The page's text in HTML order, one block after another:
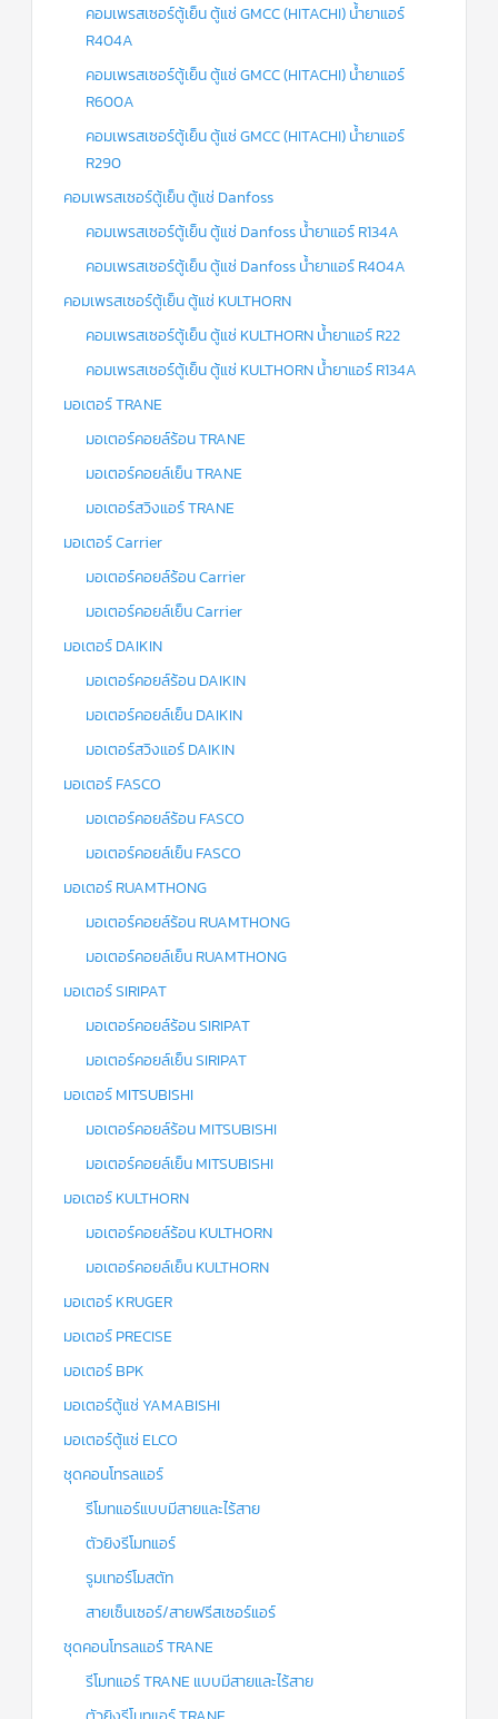
คอมเพรสเซอร์ตู้เย็น ตู้แช่ GMCC (HITACHI) น้ำยาแอร์
R404A
คอมเพรสเซอร์ตู้เย็น ตู้แช่ GMCC (HITACHI) น้ำยาแอร์
R600A
คอมเพรสเซอร์ตู้เย็น ตู้แช่ GMCC (HITACHI) น้ำยาแอร์
R290
คอมเพรสเซอร์ตู้เย็น ตู้แช่ Danfoss
คอมเพรสเซอร์ตู้เย็น ตู้แช่ Danfoss น้ำยาแอร์ R134A
คอมเพรสเซอร์ตู้เย็น ตู้แช่ Danfoss น้ำยาแอร์ R404A
คอมเพรสเซอร์ตู้เย็น ตู้แช่ KULTHORN
คอมเพรสเซอร์ตู้เย็น ตู้แช่ KULTHORN น้ำยาแอร์ R22
คอมเพรสเซอร์ตู้เย็น ตู้แช่ KULTHORN น้ำยาแอร์ R134A
มอเตอร์ TRANE
มอเตอร์คอยล์ร้อน TRANE
มอเตอร์คอยล์เย็น TRANE
มอเตอร์สวิงแอร์ TRANE
มอเตอร์ Carrier
มอเตอร์คอยล์ร้อน Carrier
มอเตอร์คอยล์เย็น Carrier
มอเตอร์ DAIKIN
มอเตอร์คอยล์ร้อน DAIKIN
มอเตอร์คอยล์เย็น DAIKIN
มอเตอร์สวิงแอร์ DAIKIN
มอเตอร์ FASCO
มอเตอร์คอยล์ร้อน FASCO
มอเตอร์คอยล์เย็น FASCO
มอเตอร์ RUAMTHONG
มอเตอร์คอยล์ร้อน RUAMTHONG
มอเตอร์คอยล์เย็น RUAMTHONG
มอเตอร์ SIRIPAT
มอเตอร์คอยล์ร้อน SIRIPAT
มอเตอร์คอยล์เย็น SIRIPAT
มอเตอร์ MITSUBISHI
มอเตอร์คอยล์ร้อน MITSUBISHI
มอเตอร์คอยล์เย็น MITSUBISHI
มอเตอร์ KULTHORN
มอเตอร์คอยล์ร้อน KULTHORN
มอเตอร์คอยล์เย็น KULTHORN
มอเตอร์ KRUGER
มอเตอร์ PRECISE
มอเตอร์ BPK
มอเตอร์ตู้แช่ YAMABISHI
มอเตอร์ตู้แช่ ELCO
ชุดคอนโทรลแอร์
รีโมทแอร์แบบมีสายและไร้สาย
ตัวยิงรีโมทแอร์
รูมเทอร์โมสตัท
สายเซ็นเซอร์/สายฟรีสเซอร์แอร์
ชุดคอนโทรลแอร์ TRANE
รีโมทแอร์ TRANE แบบมีสายและไร้สาย